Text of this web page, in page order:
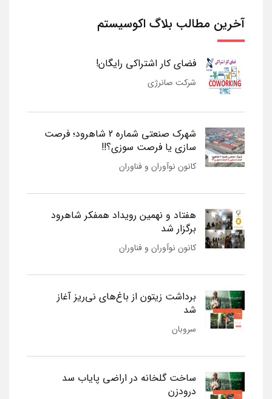
آخرین مطالب بلاگ اکوسیستم
فضای کار اشتراکی رایگان!
شرکت صانرژی
شهرک صنعتی شماره 2 شاهرود؛ فرصت
سازی یا فرصت سوزی؟!!
کانون نوآوران و فناوران
هفتاد و نهمین رویداد همفکر شاهرود
برگزار شد
کانون نوآوران و فناوران
برداشت زیتون از باغ‌های نی‌ریز آغاز
شد
سروبان
ساخت گلخانه در اراضی پایاب سد
درودزن